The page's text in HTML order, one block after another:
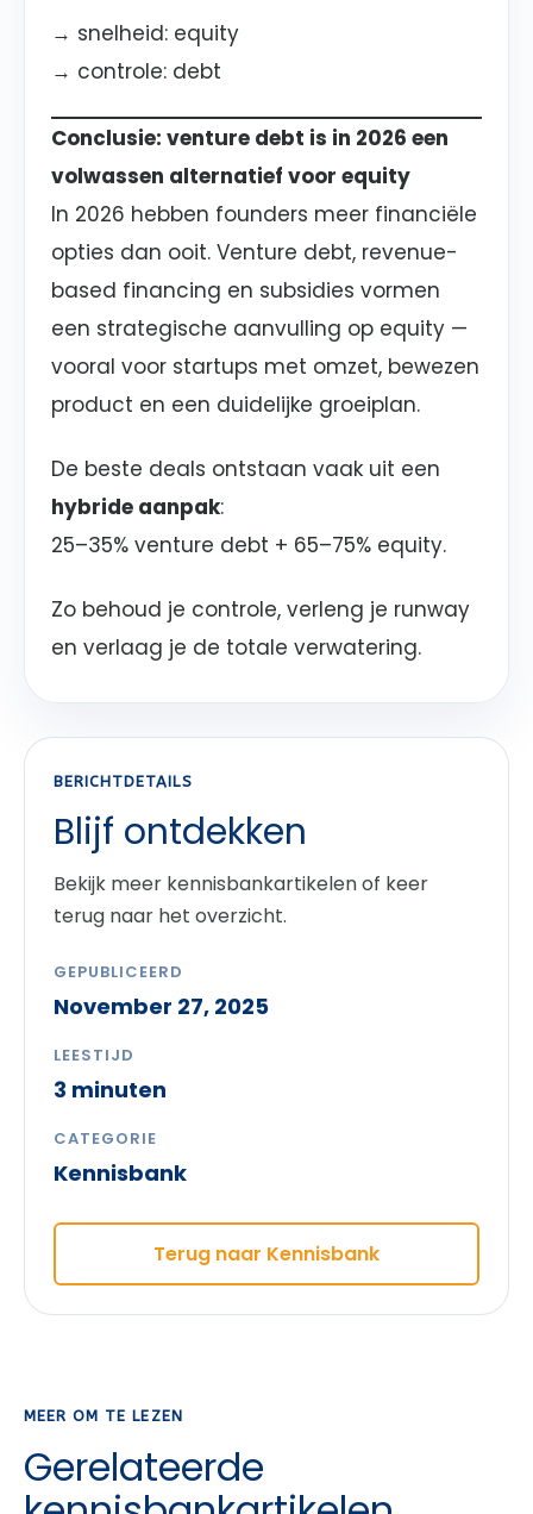
→ snelheid: equity
→ controle: debt
Conclusie: venture debt is in 2026 een
volwassen alternatief voor equity
In 2026 hebben founders meer financiële
opties dan ooit. Venture debt, revenue-
based financing en subsidies vormen
een strategische aanvulling op equity —
vooral voor startups met omzet, bewezen
product en een duidelijke groeiplan.
De beste deals ontstaan vaak uit een
hybride aanpak:
25–35% venture debt + 65–75% equity.
Zo behoud je controle, verleng je runway
en verlaag je de totale verwatering.
BERICHTDETAILS
Blijf ontdekken
Bekijk meer kennisbankartikelen of keer
terug naar het overzicht.
GEPUBLICEERD
November 27, 2025
LEESTIJD
3 minuten
CATEGORIE
Kennisbank
Terug naar Kennisbank
MEER OM TE LEZEN
Gerelateerde